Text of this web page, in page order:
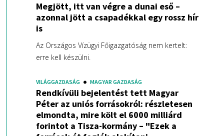
Megjött, itt van végre a dunai eső –
azonnal jött a csapadékkal egy rossz hír
is
Az Országos Vízügyi Főigazgatóság nem kertelt:
erre kell készülni.
VILÁGGAZDASÁG MAGYAR GAZDASÁG
Rendkívüli bejelentést tett Magyar
Péter az uniós forrásokról: részletesen
elmondta, mire költ el 6000 milliárd
forintot a Tisza-kormány – "Ezek a